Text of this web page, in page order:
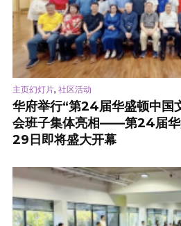
主页幻灯片, 社区活动
华府举行“第24届华盛顿中国
会班子集体亮相——第24届华
29日即将盛大开幕